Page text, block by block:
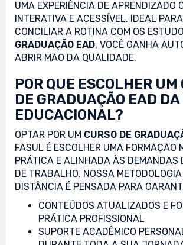
UMA EXPERIÊNCIA DE APRENDIZADO
INTERATIVA E ACESSÍVEL, IDEAL
CONCILIAR A ROTINA COM OS
GRADUAÇÃO EAD, VOCÊ GANHA
ABRIR MÃO DA QUALIDADE.
POR QUE ESCOLHER UM
DE GRADUAÇÃO EAD
EDUCACIONAL?
OPTAR POR UM CURSO DE
FASUL É ESCOLHER UMA FORMAÇÃO
PRÁTICA E ALINHADA ÀS DEMANDAS
DE TRABALHO. NOSSA
DISTÂNCIA É PENSADA PARA
CONTEÚDOS ATUALIZADOS E
PRÁTICA PROFISSIONAL
SUPORTE ACADÊMICO